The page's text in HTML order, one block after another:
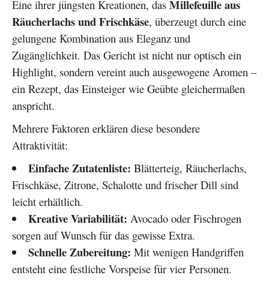
Eine ihrer jüngsten Kreationen, das Millefeuille aus
Räucherlachs und Frischkäse, überzeugt durch eine
gelungene Kombination aus Eleganz und
Zugänglichkeit. Das Gericht ist nicht nur optisch ein
Highlight, sondern vereint auch ausgewogene Aromen –
ein Rezept, das Einsteiger wie Geübte gleichermaßen
anspricht.
Mehrere Faktoren erklären diese besondere
Attraktivität:
Einfache Zutatenliste: Blätterteig, Räucherlachs,
Frischkäse, Zitrone, Schalotte und frischer Dill sind
leicht erhältlich.
Kreative Variabilität: Avocado oder Fischrogen
sorgen auf Wunsch für das gewisse Extra.
Schnelle Zubereitung: Mit wenigen Handgriffen
entsteht eine festliche Vorspeise für vier Personen.